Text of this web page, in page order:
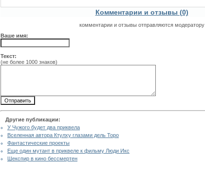
Комментарии и отзывы (0)
комментарии и отзывы отправляются модератору
Ваше имя:
Текст:
(не более 1000 знаков)
Другие публикации:
У Чужого будет два приквела
Вселенная автора Ктулху глазами дель Торо
Фантастические проекты
Еще один мутант в приквеле к фильму Люди Икс
Шекспир в кино бессмертен